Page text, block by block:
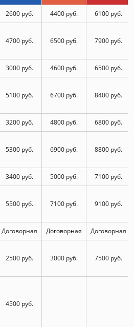
2600 руб. 4400 руб. 6100 руб.
4700 руб. 6500 руб. 7900 руб.
3000 руб. 4600 руб. 6500 руб.
5100 руб. 6700 руб. 8400 руб.
3200 руб. 4800 руб. 6800 руб.
5300 руб. 6900 руб. 8800 руб.
3400 руб. 5000 руб. 7100 руб.
5500 руб. 7100 руб. 9100 руб.
Договорная Договорная Договорная
2500 руб. 3000 руб. 7500 руб.
4500 руб.